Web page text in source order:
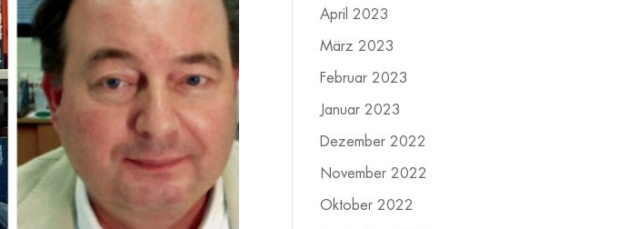
April 2023
März 2023
Februar 2023
Januar 2023
Dezember 2022
November 2022
Oktober 2022